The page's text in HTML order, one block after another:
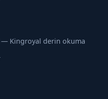
— Kingroyal derin okuma